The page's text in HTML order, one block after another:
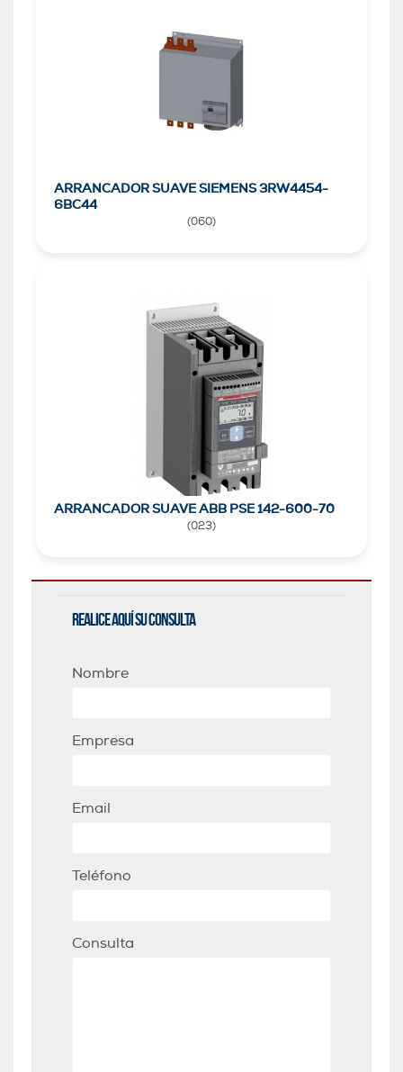
ARRANCADOR SUAVE SIEMENS 3RW4454-
6BC44
(060)
ARRANCADOR SUAVE ABB PSE 142-600-70
(023)
Realice aquí su consulta
Nombre
Empresa
Email
Teléfono
Consulta